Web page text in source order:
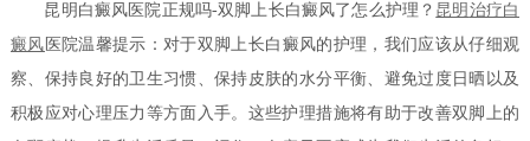
昆明白癜风医院正规吗-双脚上长白癜风了怎么护理？ 昆明 治疗白
癜风 医院温馨提示：对于双脚上长白癜风的护理，我们应该从仔细观
察、保持良好的卫生习惯、保持皮肤的水分平衡、避免过度日晒以及
积极应对心理压力等方面入手。这些护理措施将有助于改善双脚上的